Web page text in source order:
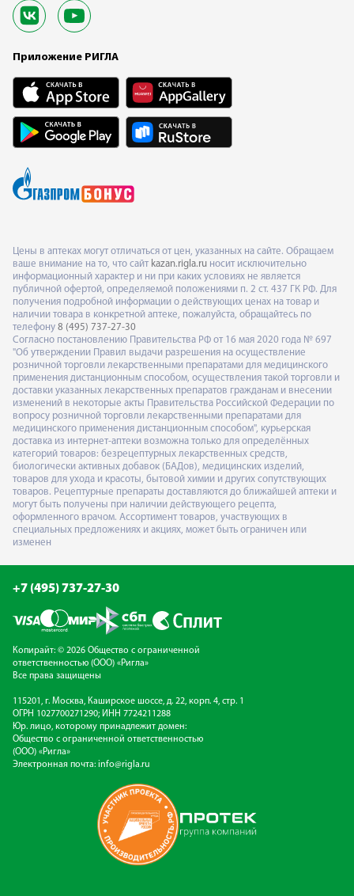
Приложение РИГЛА
Цены в аптеках могут отличаться от цен, указанных на сайте. Обращаем
ваше внимание на то, что сайт kazan.rigla.ru носит исключительно
информационный характер и ни при каких условиях не является
публичной офертой, определяемой положениями п. 2 ст. 437 ГК РФ. Для
получения подробной информации о действующих ценах на товар и
наличии товара в конкретной аптеке, пожалуйста, обращайтесь по
телефону 8 (495) 737-27-30
Согласно постановлению Правительства РФ от 16 мая 2020 года № 697
"Об утверждении Правил выдачи разрешения на осуществление
розничной торговли лекарственными препаратами для медицинского
применения дистанционным способом, осуществления такой торговли и
доставки указанных лекарственных препаратов гражданам и внесении
изменений в некоторые акты Правительства Российской Федерации по
вопросу розничной торговли лекарственными препаратами для
медицинского применения дистанционным способом", курьерская
доставка из интернет-аптеки возможна только для определённых
категорий товаров: безрецептурных лекарственных средств,
биологически активных добавок (БАДов), медицинских изделий,
товаров для ухода и красоты, бытовой химии и других сопутствующих
товаров. Рецептурные препараты доставляются до ближайшей аптеки и
могут быть получены при наличии действующего рецепта,
оформленного врачом. Ассортимент товаров, участвующих в
специальных предложениях и акциях, может быть ограничен или
изменен
+7 (495) 737-27-30
Копирайт: © 2026 Общество с ограниченной
ответственностью (ООО) «Ригла»
Все права защищены
115201, г. Москва, Каширское шоссе, д. 22, корп. 4, стр. 1
ОГРН 1027700271290; ИНН 7724211288
Юр. лицо, которому принадлежит домен:
Общество с ограниченной ответственностью
(ООО) «Ригла»
Электронная почта: info@rigla.ru